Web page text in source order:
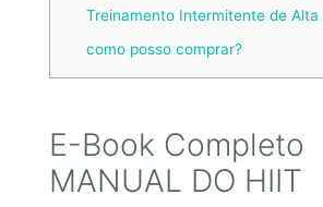
Treinamento Intermitente de Alta
como posso comprar?
E-Book Completo
MANUAL DO HIIT